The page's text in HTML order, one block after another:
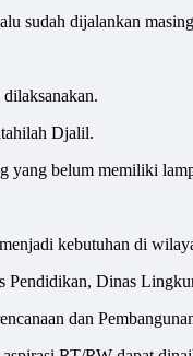
sudah dijalankan
Djalil.
yang belum memiliki
kebutuhan di
Pendidikan, Dinas
dan